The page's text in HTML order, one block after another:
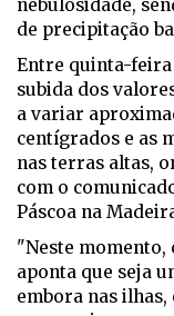
nebulosidade,
de precipitação
Entre quinta-feira
subida dos
a variar
centígrados e as
nas terras altas,
com o
Páscoa na
"Neste
aponta que seja
embora nas